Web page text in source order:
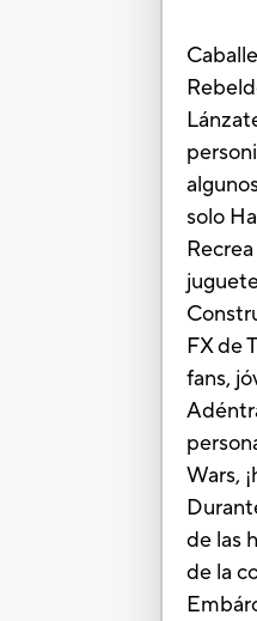
solo
FX de
fans,
Wars,
de las
de la